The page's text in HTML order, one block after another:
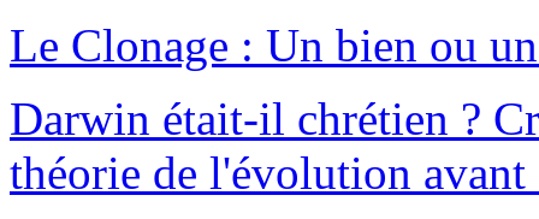
Le Clonage : Un bien ou
Darwin était-il chrétien ?
théorie de l'évolution